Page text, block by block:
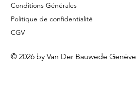
Conditions Générales
Politique de confidentialité
CGV
© 2026 by Van Der Bauwede Genève